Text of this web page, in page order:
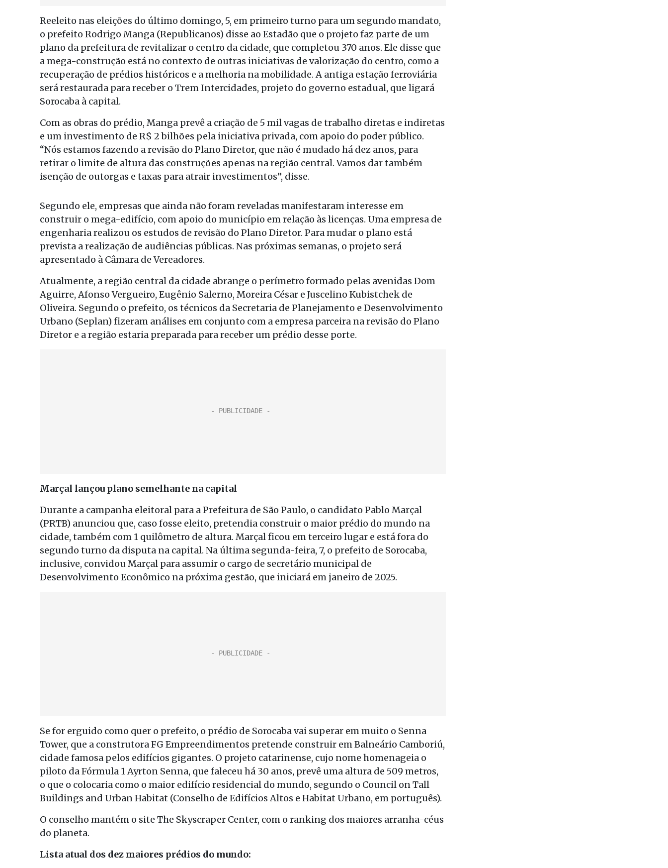
Reeleito nas eleições do último domingo, 5, em primeiro turno para um segundo mandato,
o prefeito Rodrigo Manga (Republicanos) disse ao Estadão que o projeto faz parte de um
plano da prefeitura de revitalizar o centro da cidade, que completou 370 anos. Ele disse que
a mega-construção está no contexto de outras iniciativas de valorização do centro, como a
recuperação de prédios históricos e a melhoria na mobilidade. A antiga estação ferroviária
será restaurada para receber o Trem Intercidades, projeto do governo estadual, que ligará
Sorocaba à capital.
Com as obras do prédio, Manga prevê a criação de 5 mil vagas de trabalho diretas e indiretas
e um investimento de R$ 2 bilhões pela iniciativa privada, com apoio do poder público.
“Nós estamos fazendo a revisão do Plano Diretor, que não é mudado há dez anos, para
retirar o limite de altura das construções apenas na região central. Vamos dar também
isenção de outorgas e taxas para atrair investimentos”, disse.
Segundo ele, empresas que ainda não foram reveladas manifestaram interesse em
construir o mega-edifício, com apoio do município em relação às licenças. Uma empresa de
engenharia realizou os estudos de revisão do Plano Diretor. Para mudar o plano está
prevista a realização de audiências públicas. Nas próximas semanas, o projeto será
apresentado à Câmara de Vereadores.
Atualmente, a região central da cidade abrange o perímetro formado pelas avenidas Dom
Aguirre, Afonso Vergueiro, Eugênio Salerno, Moreira César e Juscelino Kubistchek de
Oliveira. Segundo o prefeito, os técnicos da Secretaria de Planejamento e Desenvolvimento
Urbano (Seplan) fizeram análises em conjunto com a empresa parceira na revisão do Plano
Diretor e a região estaria preparada para receber um prédio desse porte.
Marçal lançou plano semelhante na capital
Durante a campanha eleitoral para a Prefeitura de São Paulo, o candidato Pablo Marçal
(PRTB) anunciou que, caso fosse eleito, pretendia construir o maior prédio do mundo na
cidade, também com 1 quilômetro de altura. Marçal ficou em terceiro lugar e está fora do
segundo turno da disputa na capital. Na última segunda-feira, 7, o prefeito de Sorocaba,
inclusive, convidou Marçal para assumir o cargo de secretário municipal de
Desenvolvimento Econômico na próxima gestão, que iniciará em janeiro de 2025.
Se for erguido como quer o prefeito, o prédio de Sorocaba vai superar em muito o Senna
Tower, que a construtora FG Empreendimentos pretende construir em Balneário Camboriú,
cidade famosa pelos edifícios gigantes. O projeto catarinense, cujo nome homenageia o
piloto da Fórmula 1 Ayrton Senna, que faleceu há 30 anos, prevê uma altura de 509 metros,
o que o colocaria como o maior edifício residencial do mundo, segundo o Council on Tall
Buildings and Urban Habitat (Conselho de Edifícios Altos e Habitat Urbano, em português).
O conselho mantém o site The Skyscraper Center, com o ranking dos maiores arranha-céus
do planeta.
Lista atual dos dez maiores prédios do mundo: